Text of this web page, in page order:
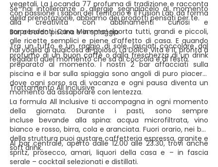
vegetali. La Locanda 77 profuma di tradizione e racconta
con passione i sapori del territorio e il Fusion Lab dà forma
alla creatività con abbinamenti curiosi e
sorprendenti. Cara Mamma! riporta tutti, grandi e piccoli,
alle ricette semplici e piene d’affetto di casa. E quando
hai voglia di qualcosa di goloso, La Dolce Vita è lì, pronta a
regalarti quel momento che sa di coccola e di festa.
Se hai intolleranze o allergie segnalacelo al momento
della prenotazione, abbiamo dei prodotti pensati per te.
Bar a bordo piscina e in spiaggia
Tra un tuffo e un raggio di sole, lasciati coccolare dal
profumo di un buon caffè o dalla freschezza di un drink
preparato al momento. I nostri 2 bar affacciati sulla
piscina e il bar sulla spiaggia sono angoli di puro piacere,
dove ogni sorso sa di vacanza e ogni pausa diventa un
momento da assaporare con lentezza.
Trattamento All Inclusive
La formula All Inclusive ti accompagna in ogni momento
della giornata. Durante i pasti, sono sempre
incluse bevande alla spina: acqua microfiltrata, vino
bianco e rosso, birra, cola e aranciata. Fuori orario, nei bar
della struttura puoi gustare caffetteria espressa, granite e
soft drink.
Al bar centrale, aperto dalle 12.00 alle 23.30, trovi anche
spritz, prosecco, amari, liquori della casa e – in fascia
serale – cocktail selezionati e distillati.